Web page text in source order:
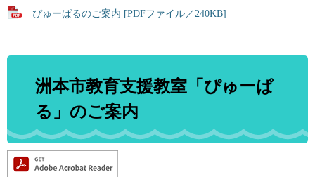
ぴゅーぱるのご案内 [PDFファイル／240KB]
洲本市教育支援教室「ぴゅーぱ
る」のご案内